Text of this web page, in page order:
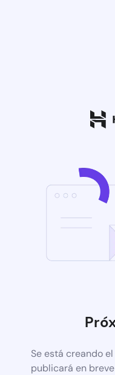
Se está creando
publicará en breve